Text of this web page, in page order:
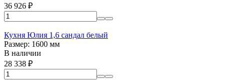
36 926 ₽
Кухня Юлия 1,6 сандал белый
Размер: 1600 мм
В наличии
28 338 ₽